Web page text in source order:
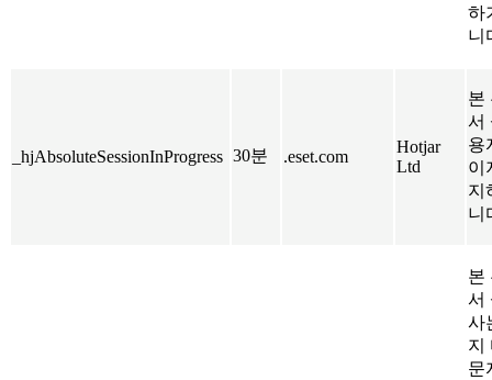
하
니
_hjAbsoluteSessionInProgress 30분 .eset.com
Hotjar
Ltd
본
서
용
이
지
니
본
서
사
지
문